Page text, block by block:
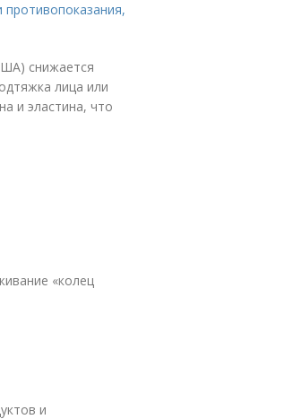
снижается
лица или
и эластина, что
«колец
и